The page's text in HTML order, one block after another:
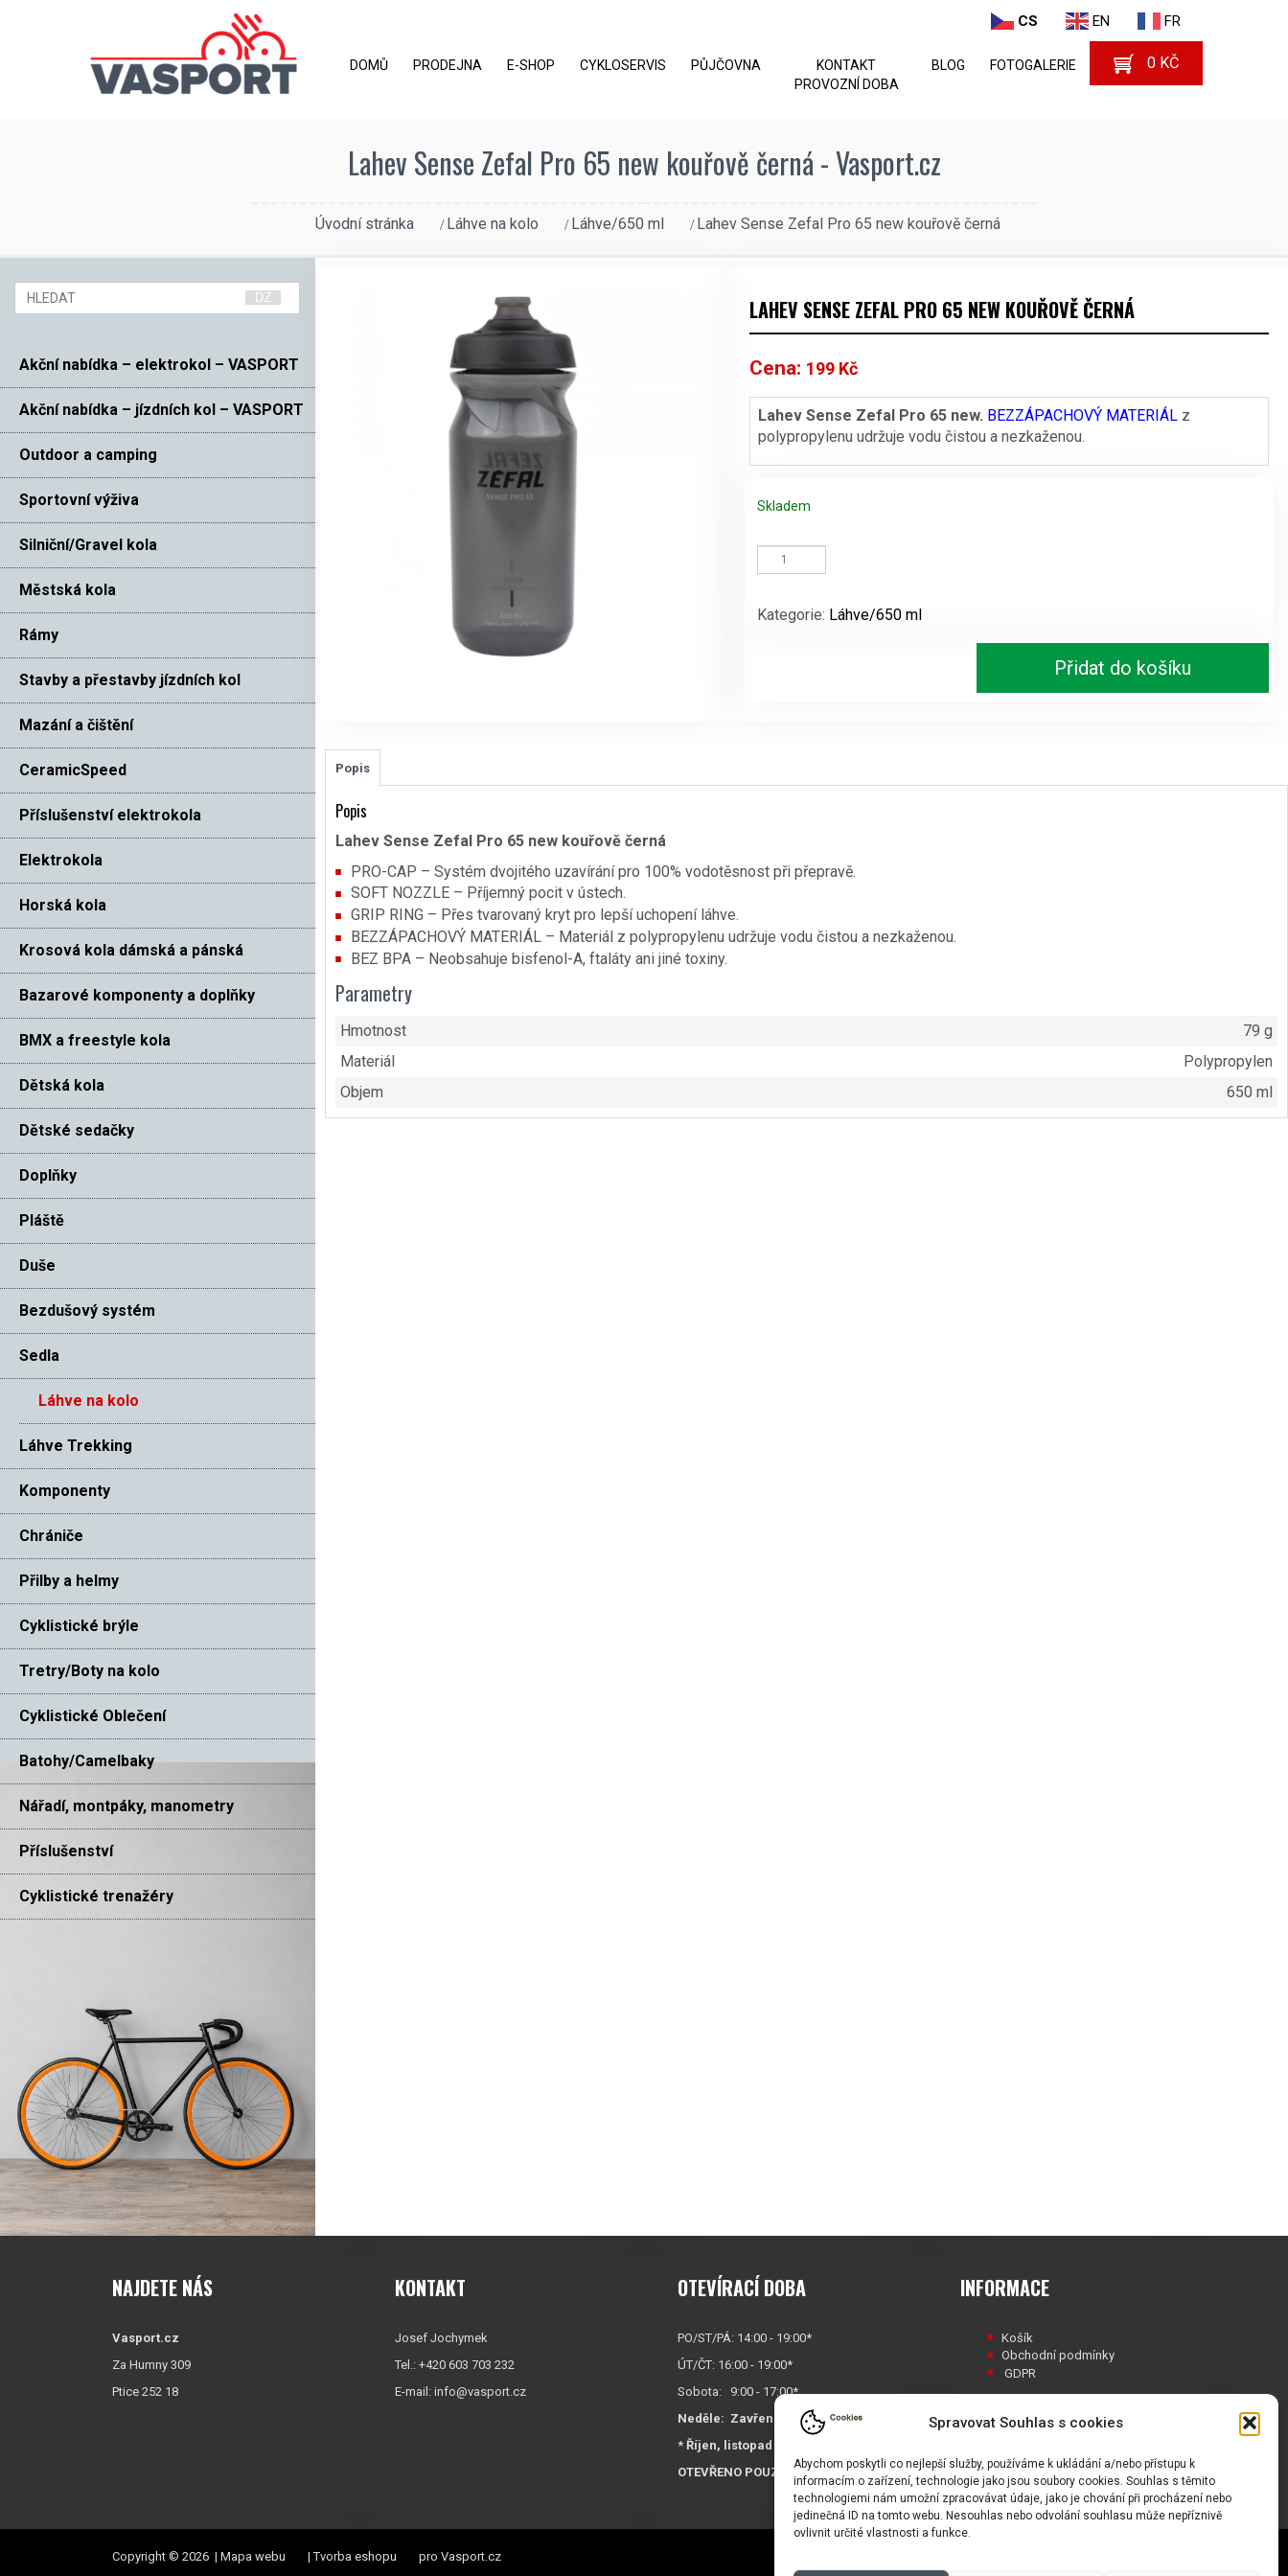
Spravovat Souhlas s cookies
Abychom poskytli co nejlepší služby, používáme k ukládání a/nebo přístupu k
informacím o zařízení, technologie jako jsou soubory cookies. Souhlas s těmito
technologiemi nám umožní zpracovávat údaje, jako je chování při procházení nebo
jedinečná ID na tomto webu. Nesouhlas nebo odvolání souhlasu může nepříznivě
ovlivnit určité vlastnosti a funkce.
CS EN FR
DOMŮ PRODEJNA E-SHOP CYKLOSERVIS PŮJČOVNA
KONTAKT
PROVOZNÍ DOBA
BLOG FOTOGALERIE 0 KČ
Lahev Sense Zefal Pro 65 new kouřově černá - Vasport.cz
Úvodní stránka Láhve na kolo Láhve/650 ml Lahev Sense Zefal Pro 65 new kouřově černá
Akční nabídka – elektrokol – VASPORT
Akční nabídka – jízdních kol – VASPORT
Outdoor a camping
Sportovní výživa
Silniční/Gravel kola
Městská kola
Rámy
Stavby a přestavby jízdních kol
Mazání a čištění
CeramicSpeed
Příslušenství elektrokola
Elektrokola
Horská kola
Krosová kola dámská a pánská
Bazarové komponenty a doplňky
BMX a freestyle kola
Dětská kola
Dětské sedačky
Doplňky
Pláště
Duše
Bezdušový systém
Sedla
Láhve na kolo
Láhve Trekking
Komponenty
Chrániče
Přilby a helmy
Cyklistické brýle
Tretry/Boty na kolo
Cyklistické Oblečení
Batohy/Camelbaky
Nářadí, montpáky, manometry
Příslušenství
Cyklistické trenažéry
LAHEV SENSE ZEFAL PRO 65 NEW KOUŘOVĚ ČERNÁ
Cena: 199 Kč
Lahev Sense Zefal Pro 65 new. BEZZÁPACHOVÝ MATERIÁLz
polypropylenu udržuje vodu čistou a nezkaženou.
Skladem
Sense
Zefal
65
Kategorie: Láhve/650 ml
Přidat do košíku
Popis
Popis
Lahev Sense Zefal Pro 65 new kouřově černá
PRO-CAP – Systém dvojitého uzavírání pro 100% vodotěsnost při přepravě.
SOFT NOZZLE – Příjemný pocit v ústech.
GRIP RING – Přes tvarovaný kryt pro lepší uchopení láhve.
BEZZÁPACHOVÝ MATERIÁL – Materiál z polypropylenu udržuje vodu čistou a nezkaženou.
BEZ BPA – Neobsahuje bisfenol-A, ftaláty ani jiné toxiny.
Parametry
Hmotnost
79 g
Materiál
Polypropylen
Objem
650 ml
NAJDETE NÁS
Vasport.cz
Za Humny 309
Ptice 252 18
KONTAKT
Josef Jochymek
Tel.: +420 603 703 232
E-mail: info@vasport.cz
OTEVÍRACÍ DOBA
PO/ST/PÁ: 14:00 - 19:00*
ÚT/ČT: 16:00 - 19:00*
Sobota: 9:00 - 17:00*
Neděle: Zavřeno
* Říjen, listopad a prosinec
OTEVŘENO POUZE
PO/ST/PÁ
INFORMACE
Košík
Obchodní podmínky
GDPR
Copyright © 2026 | Mapa webu |Tvorba eshopu pro Vasport.cz